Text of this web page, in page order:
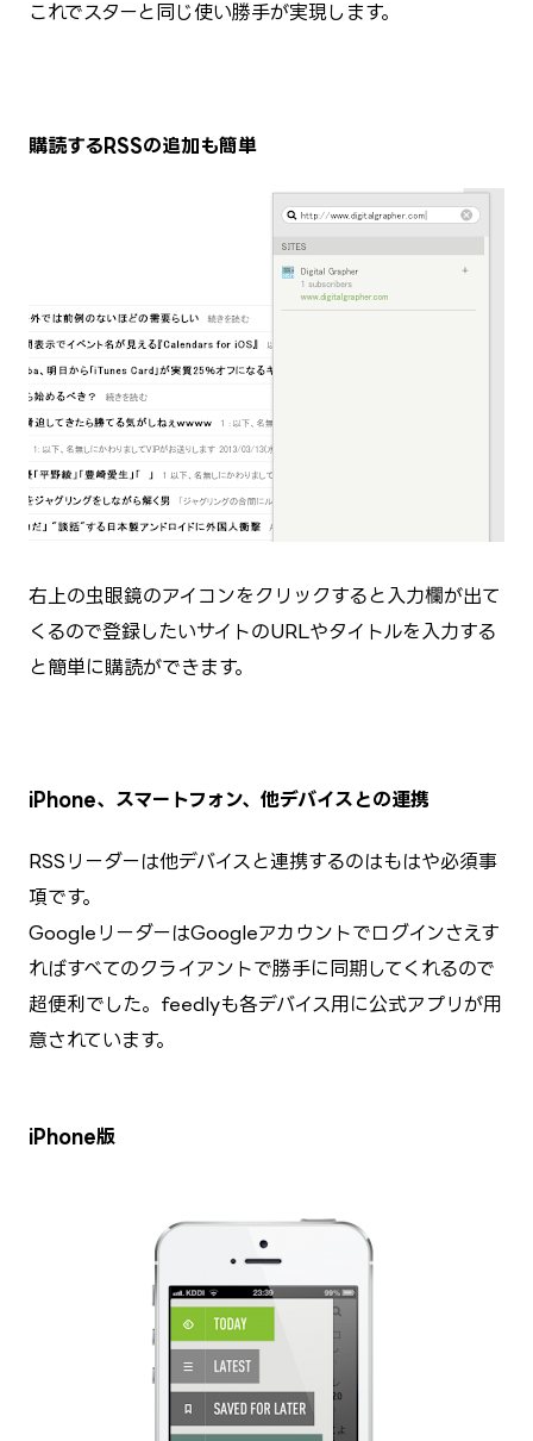
これでスターと同じ使い勝手が実現します。
購読するRSSの追加も簡単
右上の虫眼鏡のアイコンをクリックすると入力欄が出て
くるので登録したいサイトのURLやタイトルを入力する
と簡単に購読ができます。
iPhone、スマートフォン、他デバイスとの連携
RSSリーダーは他デバイスと連携するのはもはや必須事
項です。
GoogleリーダーはGoogleアカウントでログインさえす
ればすべてのクライアントで勝手に同期してくれるので
超便利でした。feedlyも各デバイス用に公式アプリが用
意されています。
iPhone版